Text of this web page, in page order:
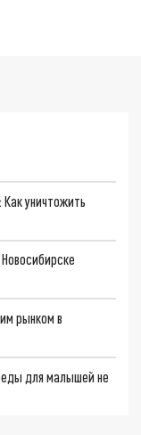
уничтожить
рынком в
для малышей не